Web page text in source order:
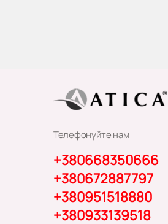
Телефонуйте нам
+380668350666
+380672887797
+380951518880
+380933139518